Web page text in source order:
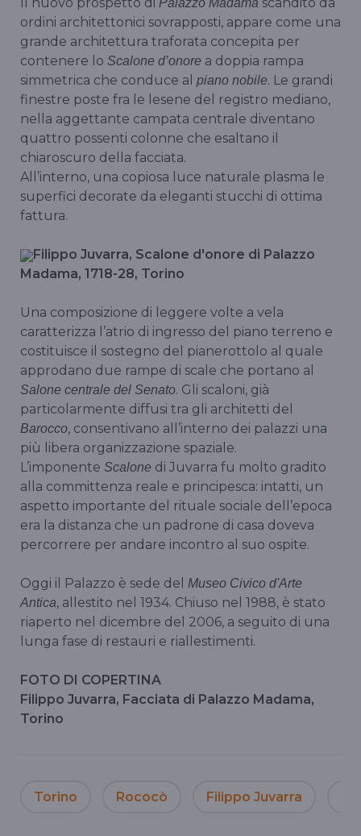
ordini architettonici sovrapposti, appare come una
grande architettura traforata concepita per
contenere lo Scalone d’onore a doppia rampa
simmetrica che conduce al piano nobile. Le grandi
finestre poste fra le lesene del registro mediano,
nella aggettante campata centrale diventano
quattro possenti colonne che esaltano il
chiaroscuro della facciata.
All’interno, una copiosa luce naturale plasma le
superfici decorate da eleganti stucchi di ottima
fattura.
Filippo Juvarra, Scalone d'onore di Palazzo
Madama, 1718-28, Torino
Una composizione di leggere volte a vela
caratterizza l’atrio di ingresso del piano terreno e
costituisce il sostegno del pianerottolo al quale
approdano due rampe di scale che portano al
Salone centrale del Senato. Gli scaloni, già
particolarmente diffusi tra gli architetti del
Barocco, consentivano all’interno dei palazzi una
più libera organizzazione spaziale.
L’imponente Scalone di Juvarra fu molto gradito
alla committenza reale e principesca: intatti, un
aspetto importante del rituale sociale dell’epoca
era la distanza che un padrone di casa doveva
percorrere per andare incontro al suo ospite.
Oggi il Palazzo è sede del
Museo Civico d'Arte
Antica, allestito nel 1934. Chiuso nel 1988, è stato
riaperto nel dicembre del 2006, a seguito di una
lunga fase di restauri e riallestimenti.
FOTO DI COPERTINA
Filippo Juvarra, Facciata di Palazzo Madama,
Torino
Torino Rococò Filippo Juvarra